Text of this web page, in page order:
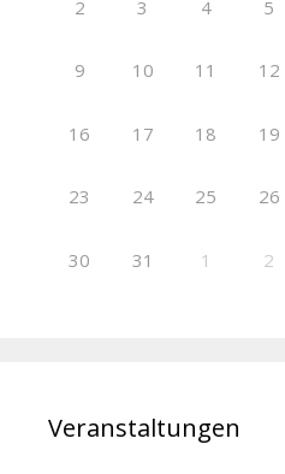
2 3 4 5
9 10 11 12
16 17 18 19
23 24 25 26
30 31 1 2
Veranstaltungen